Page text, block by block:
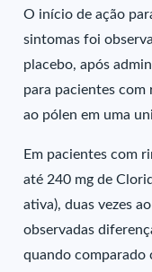
O início de ação
sintomas foi
placebo, após
para pacientes
ao pólen em uma
Em pacientes com
até 240 mg de
ativa), duas vezes
observadas
quando comparado